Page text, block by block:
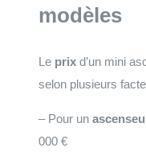
modèles
Le prix d’un mini
selon plusieurs
– Pour un
000 €